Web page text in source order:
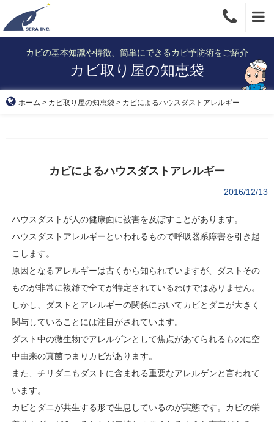
content
カビの基本知識や特徴、簡単にできるカビ予防術をご紹介
カビ取り屋の知恵袋
ホーム > カビ取り屋の知恵袋 > カビによるハウスダストアレルギー
カビによるハウスダストアレルギー
2016/12/13
ハウスダストが人の健康面に被害を及ぼすことがあります。
ハウスダストアレルギーといわれるもので呼吸器系障害を引き起
こします。
原因となるアレルギーは古くから知られていますが、ダストその
ものが非常に複雑で全てが特定されているわけではありません。
しかし、ダストとアレルギーの関係においてカビとダニが大きく
関与していることには注目がされています。
ダスト中の微生物でアレルゲンとして焦点があてられるものに空
中由来の真菌つまりカビがあります。
また、チリダニもダストに含まれる重要なアレルゲンと言われて
います。
カビとダニが共生する形で生息しているのが実態です。カビの栄